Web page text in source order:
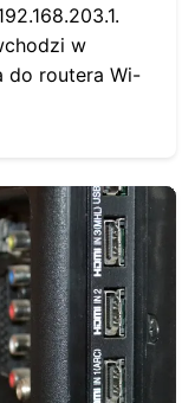
w
do routera Wi-